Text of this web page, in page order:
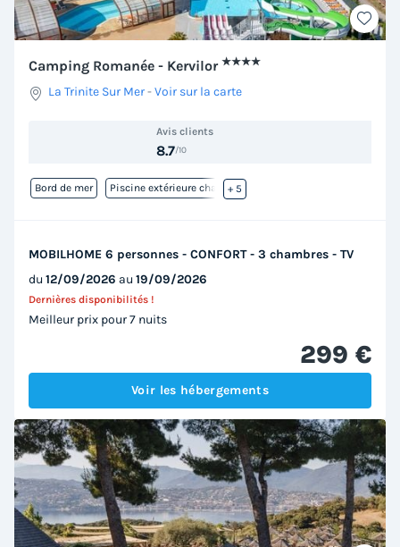
Camping Romanée - Kervilor ★★★★
La Trinite Sur Mer-Voir sur la carte
Avis clients
8.7/10
Bord de mer Piscine extérieure chauffée
+ 5
MOBILHOME 6 personnes - CONFORT - 3 chambres - TV
du 12/09/2026 au 19/09/2026
Meilleur prix pour 7 nuits
Dernières disponibilités !
299 €
Voir les hébergements